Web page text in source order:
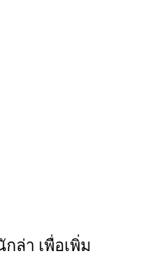
ล่า เพื่อเพิ่ม